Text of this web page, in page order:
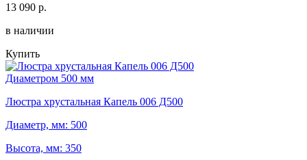
13 090 р.
в наличии
Купить
Диаметром 500 мм
Люстра хрустальная Капель 006 Д500
Диаметр, мм: 500
Высота, мм: 350